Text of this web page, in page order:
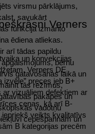
virsmu pārklājums,
savukārt
funkcija izmanto
ēdiena atliekas.
arī tādas papildu
bērnu
gatavošanas laikā un
tās režīmus,
pakāpes un
vadotņu
cepešpannām un
Verners
un konvekcijas
Verners DE
izvēle” preces jeb B+
vizuāliem defektiem ar
cenas, kā arī B-
veikts kvalitatīvs
B kategorijas precēm